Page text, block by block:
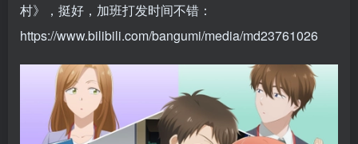
村》，挺好，加班打发时间不错：
https://www.bilibili.com/bangumi/media/md23761026